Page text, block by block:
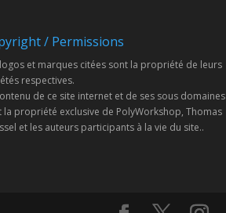
/ Permissions
et marques citées sont la propriété de leurs
respectives.
de ce site internet et de ses sous domaines
la propriété exclusive de PolyWorkshop, Thomas
et les auteurs participants à la vie du site..